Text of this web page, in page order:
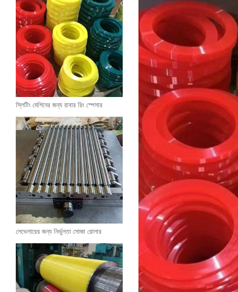
স্লিটিং মেশিনের জন্য রাবার রিং স্পেসার
লেভেলারের জন্য নির্ভুলতা সোজা রোলার